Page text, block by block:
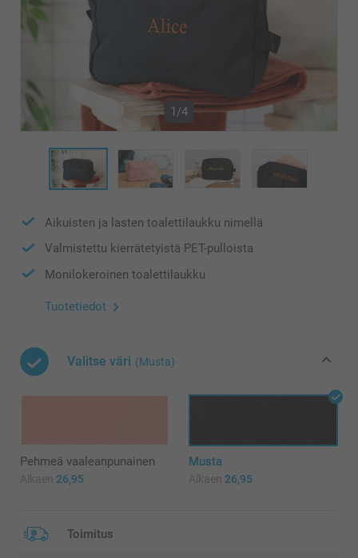
1/4
Aikuisten ja lasten toalettilaukku nimellä
Valmistettu kierrätetyistä PET-pulloista
Monilokeroinen toalettilaukku
Tuotetiedot
Valitse väri (Musta)
Pehmeä vaaleanpunainen
Alkaen 26,95
Musta
Alkaen 26,95
Toimitus